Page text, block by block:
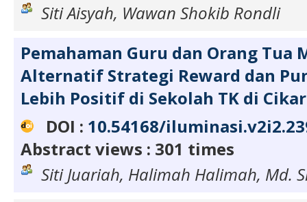
Siti Aisyah, Wawan Shokib Rondli
Pemahaman Guru dan Orang Tua
Alternatif Strategi Reward dan
Lebih Positif di Sekolah TK di
DOI : 10.54168/
Abstract views : 301 times
Siti Juariah, Halimah Halimah, Md.